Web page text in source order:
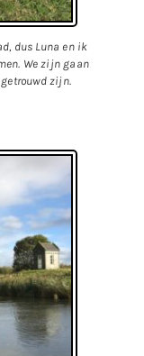
dus Luna en ik
We zijn gaan
zijn.